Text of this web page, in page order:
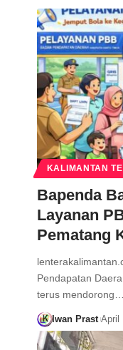
KALIMANTAN
Bapenda
Layanan
Pematang
Pendapatan
terus mendorong…
Iwan Prast April